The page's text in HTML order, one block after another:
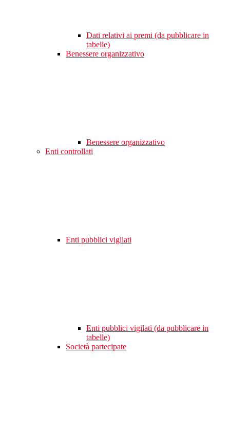
Dati relativi ai premi (da pubblicare in
tabelle)
Benessere organizzativo
Benessere organizzativo
Enti controllati
Enti pubblici vigilati
Enti pubblici vigilati (da pubblicare in
tabelle)
Società partecipate